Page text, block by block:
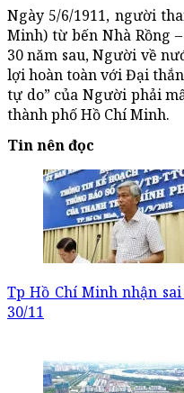
Ngày 5/6/1911, người
Minh) từ bến Nhà Rồng
30 năm sau, Người về
lợi hoàn toàn với Đại
tự do” của Người phải
thành phố Hồ Chí Minh.
Tin nên đọc
Tp Hồ Chí Minh nhận
30/11